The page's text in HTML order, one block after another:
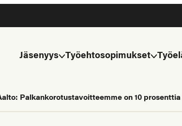
Jäsenyys Työehtosopimukset
Palkankorotustavoitteemme on 10 prosenttia